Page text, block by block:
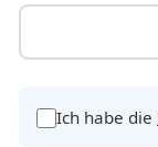
Ich habe die